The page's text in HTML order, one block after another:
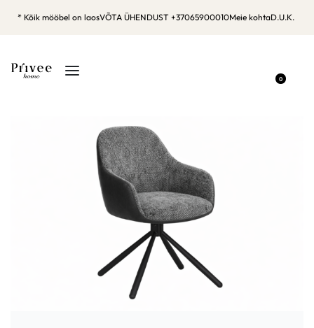
* Kõik mööbel on laosVÕTA ÜHENDUST +37065900010Meie kohtaD.U.K.
0